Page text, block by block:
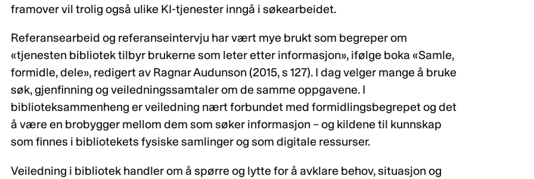
framover vil trolig også ulike KI-tjenester inngå i søkearbeidet.
Referansearbeid og referanseintervju har vært mye brukt som begreper om
«tjenesten bibliotek tilbyr brukerne som leter etter informasjon», ifølge boka «Samle,
formidle, dele», redigert av Ragnar Audunson (2015, s 127). I dag velger mange å bruke
søk, gjenfinning og veiledningssamtaler om de samme oppgavene. I
biblioteksammenheng er veiledning nært forbundet med formidlingsbegrepet og det
å være en brobygger mellom dem som søker informasjon – og kildene til kunnskap
som finnes i bibliotekets fysiske samlinger og som digitale ressurser.
Veiledning i bibliotek handler om å spørre og lytte for å avklare behov, situasjon og